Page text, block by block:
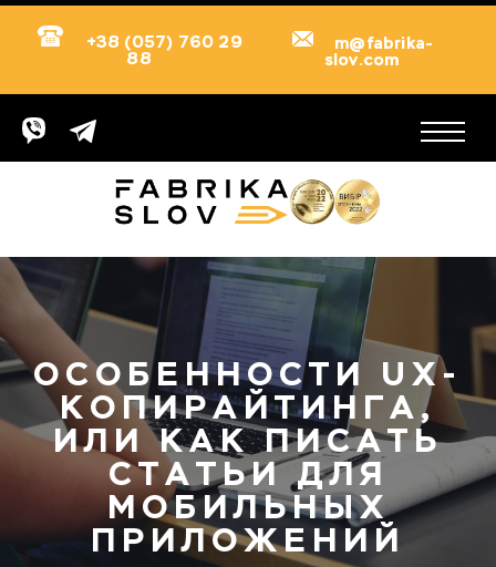
+38 (057) 760 29
88
m@fabrika-
slov.com
ОСОБЕННОСТИ UX-
КОПИРАЙТИНГА,
ИЛИ КАК ПИСАТЬ
СТАТЬИ ДЛЯ
МОБИЛЬНЫХ
ПРИЛОЖЕНИЙ